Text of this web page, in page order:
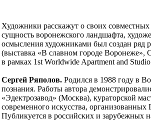
Художники расскажут о своих
сущность воронежского ландшафта,
осмысления художниками был создан ряд
(выставка «В славном городе Воронеже»,
в рамках 1st Worldwide Apartment and
Сергей Ряполов. Родился в 1988 году в
познания. Работы автора
«Эдектрозавод» (Москва), кураторской
современного искусства,
Публикуется в российских и зарубежных